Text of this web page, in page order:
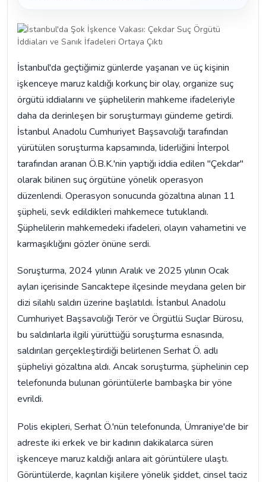
İstanbul'da geçtiğimiz günlerde yaşanan ve üç kişinin
işkenceye maruz kaldığı korkunç bir olay, organize suç
örgütü iddialarını ve şüphelilerin mahkeme ifadeleriyle
daha da derinleşen bir soruşturmayı gündeme getirdi.
İstanbul Anadolu Cumhuriyet Başsavcılığı tarafından
yürütülen soruşturma kapsamında, liderliğini İnterpol
tarafından aranan Ö.B.K.'nin yaptığı iddia edilen "Çekdar"
olarak bilinen suç örgütüne yönelik operasyon
düzenlendi. Operasyon sonucunda gözaltına alınan 11
şüpheli, sevk edildikleri mahkemece tutuklandı.
Şüphelilerin mahkemedeki ifadeleri, olayın vahametini ve
karmaşıklığını gözler önüne serdi.
Soruşturma, 2024 yılının Aralık ve 2025 yılının Ocak
ayları içerisinde Sancaktepe ilçesinde meydana gelen bir
dizi silahlı saldırı üzerine başlatıldı. İstanbul Anadolu
Cumhuriyet Başsavcılığı Terör ve Örgütlü Suçlar Bürosu,
bu saldırılarla ilgili yürüttüğü soruşturma esnasında,
saldırıları gerçekleştirdiği belirlenen Serhat Ö. adlı
şüpheliyi gözaltına aldı. Ancak soruşturma, şüphelinin cep
telefonunda bulunan görüntülerle bambaşka bir yöne
evrildi.
Polis ekipleri, Serhat Ö.'nün telefonunda, Ümraniye'de bir
adreste iki erkek ve bir kadının dakikalarca süren
işkenceye maruz kaldığı anlara ait görüntülere ulaştı.
Görüntülerde, kaçırılan kişilere yönelik şiddet, cinsel taciz